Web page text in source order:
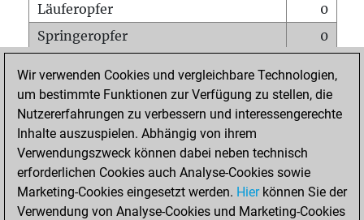
Läuferopfer
0
Springeropfer
0
Matt auf vollem Brett
0
Bauer setzt Matt
0
Erstickte Matts
Unterverwandlungen
Türme auf der siebten
0
Wir verwenden Cookies und vergleichbare Technologien,
um bestimmte Funktionen zur Verfügung zu stellen, die
Nutzererfahrungen zu verbessern und interessengerechte
Inhalte auszuspielen. Abhängig von ihrem
Verwendungszweck können dabei neben technisch
erforderlichen Cookies auch Analyse-Cookies sowie
Marketing-Cookies eingesetzt werden. Hierkönnen Sie der
Verwendung von Analyse-Cookies und Marketing-Cookies